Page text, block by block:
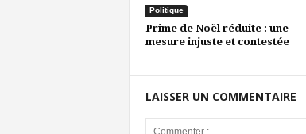
Politique
Prime de Noël réduite : une
mesure injuste et contestée
LAISSER UN COMMENTAIRE